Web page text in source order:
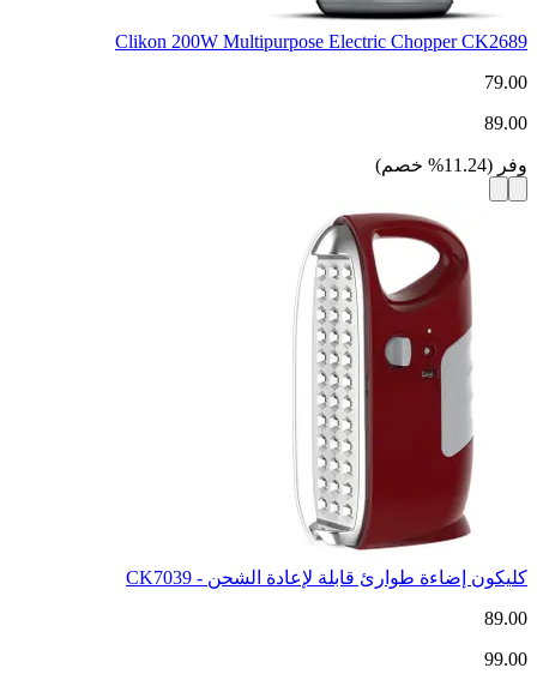
Clikon 200W Multipurpose Electric Chopper CK2689
79.00
89.00
وفر (
11.24
% خصم)
كليكون إضاءة طوارئ قابلة لإعادة الشحن - CK7039
89.00
99.00